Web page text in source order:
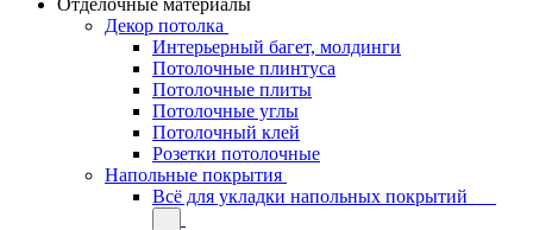
Декор потолка
Интерьерный багет, молдинги
Потолочные плинтуса
Потолочные плиты
Потолочные углы
Потолочный клей
Розетки потолочные
Напольные покрытия
Всё для укладки напольных покрытий